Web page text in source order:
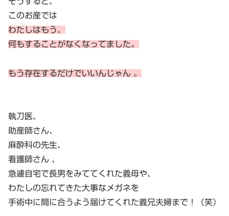
このお産では
わたしはもう、
何もすることがなくなってました。
もう存在するだけでいいんじゃん 。
執刀医、
助産師さん、
麻酔科の先生、
看護師さん 、
急遽自宅で長男をみててくれた義母や、
わたしの忘れてきた大事なメガネを
手術中に間に合うよう届けてくれた義兄夫婦まで！（笑）